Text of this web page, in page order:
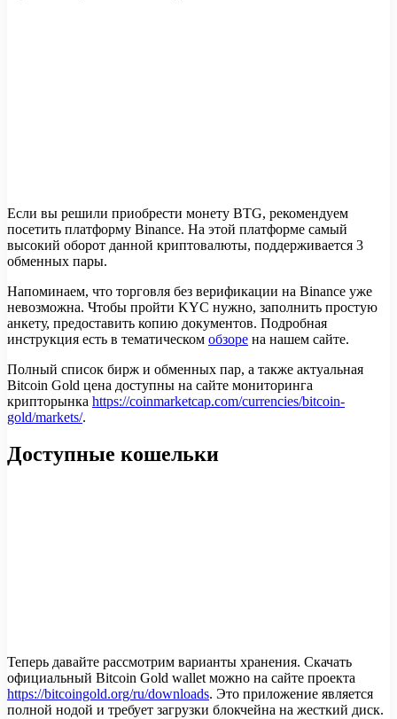
Если вы решили приобрести монету BTG, рекомендуем
посетить платформу Binance. На этой платформе самый
высокий оборот данной криптовалюты, поддерживается 3
обменных пары.
Напоминаем, что торговля без верификации на Binance уже
невозможна. Чтобы пройти KYC нужно, заполнить простую
анкету, предоставить копию документов. Подробная
инструкция есть в тематическом обзоре на нашем сайте.
Полный список бирж и обменных пар, а также актуальная
Bitcoin Gold цена доступны на сайте мониторинга
крипторынка https://coinmarketcap.com/currencies/bitcoin-
gold/markets/.
Доступные кошельки
Теперь давайте рассмотрим варианты хранения. Скачать
официальный Bitcoin Gold wallet можно на сайте проекта
https://bitcoingold.org/ru/downloads. Это приложение является
полной нодой и требует загрузки блокчейна на жесткий диск.